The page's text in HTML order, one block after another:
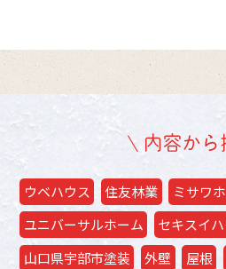
ウベハウス 住友林業 ミサワ
ユニバーサルホーム
セキスイ
山口県宇部市塗装
外壁 屋根